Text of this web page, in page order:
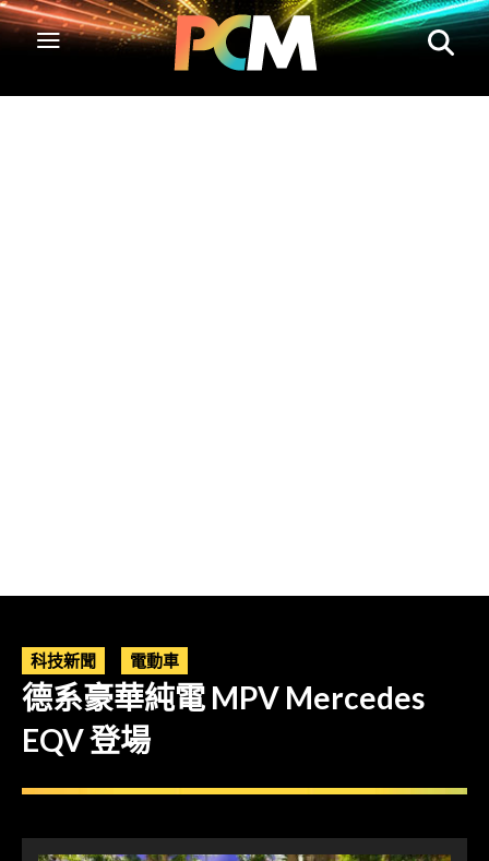
科技新聞 電動車
德系豪華純電 MPV Mercedes
EQV 登場